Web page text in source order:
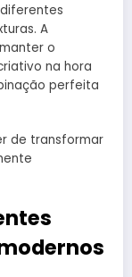
A
o
na hora
perfeita
de transformar